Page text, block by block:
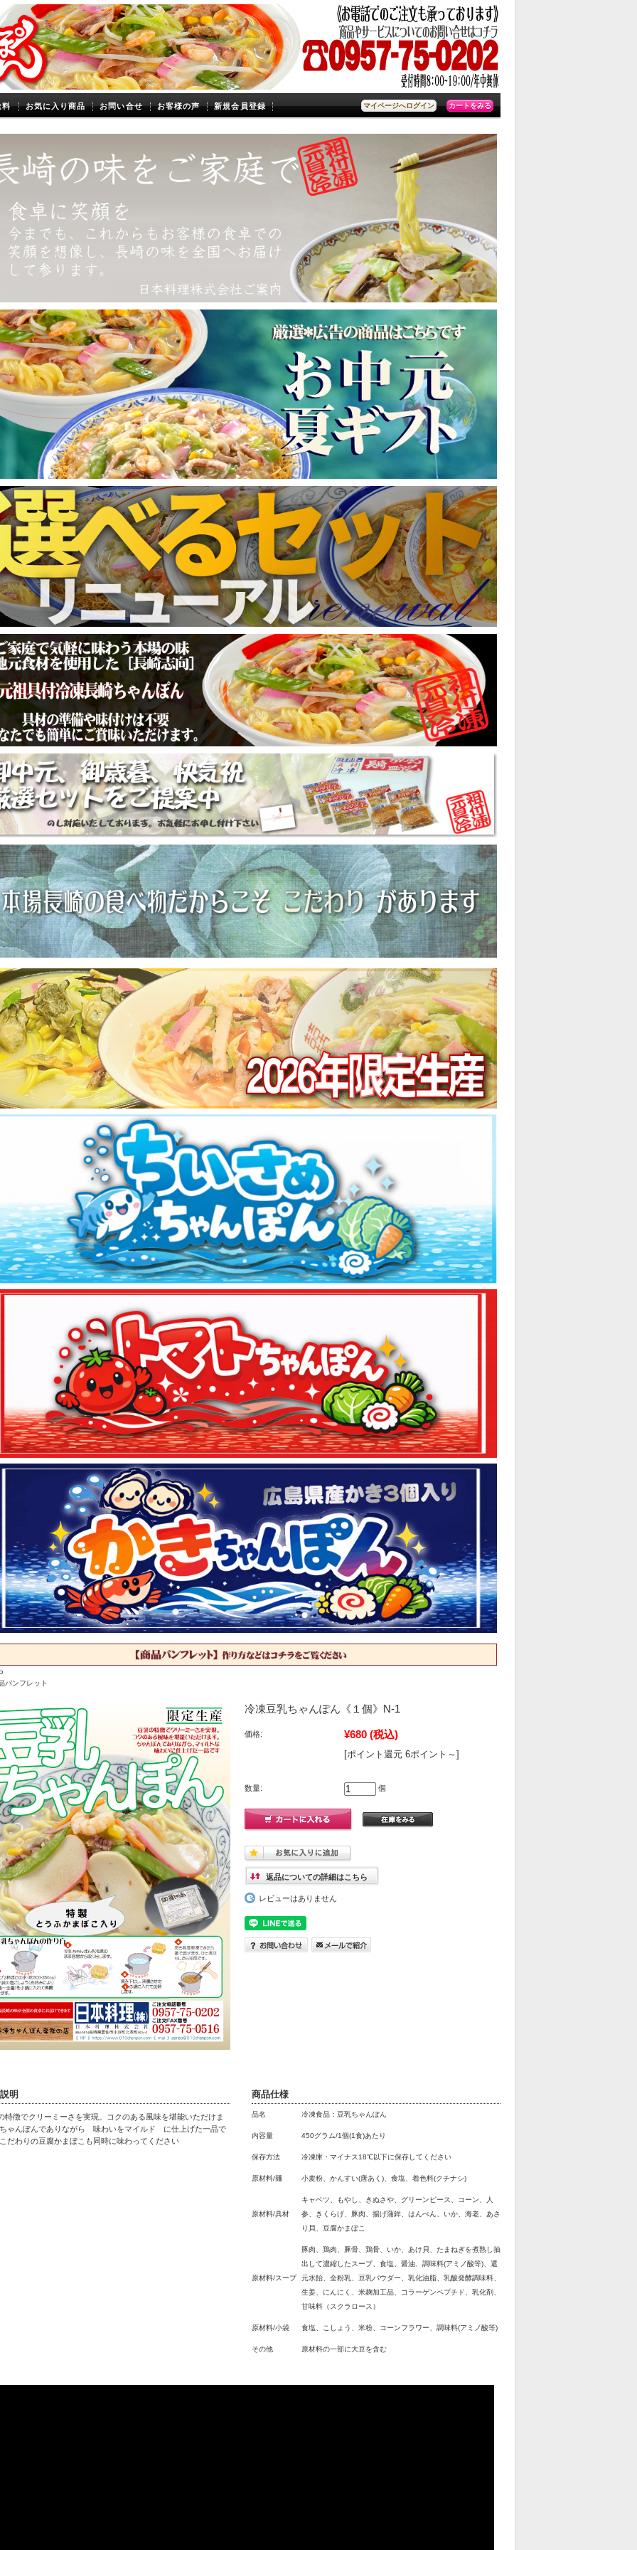
マイページへログイン カートをみる
料 お気に入り商品 お問い合せ お客様の声 新規会員登録
パンフレット
冷凍豆乳ちゃんぽん《１個》N-1
価格: ¥680 (税込)
[ポイント還元 6ポイント～]
数量: 個
返品についての詳細はこちら
レビューはありません
明
特徴でクリーミーさを実現。コクのある風味を堪能いただけま
ゃんぽんでありながら 味わいをマイルド に仕上げた一品で
だわりの豆腐かまぼこも同時に味わってください
商品仕様
品名 冷凍食品：豆乳ちゃんぽん
内容量 450グラム/1個(1食)あたり
保存方法 冷凍庫・マイナス18℃以下に保存してください
原材料/麺 小麦粉、かんすい(唐あく)、食塩、着色料(クチナシ)
原材料/具材
キャベツ、もやし、きぬさや、グリーンピース、コーン、人
参、きくらげ、豚肉、揚げ蒲鉾、はんぺん、いか、海老、あさ
り貝、豆腐かまぼこ
原材料/スープ
豚肉、鶏肉、豚骨、鶏骨、いか、あけ貝、たまねぎを煮熟し抽
出して濃縮したスープ、食塩、醤油、調味料(アミノ酸等)、還
元水飴、全粉乳、豆乳パウダー、乳化油脂、乳酸発酵調味料、
生姜、にんにく、米麹加工品、コラーゲンペプチド、乳化剤、
甘味料（スクラロース）
原材料/小袋 食塩、こしょう、米粉、コーンフラワー、調味料(アミノ酸等)
その他 原材料の一部に大豆を含む